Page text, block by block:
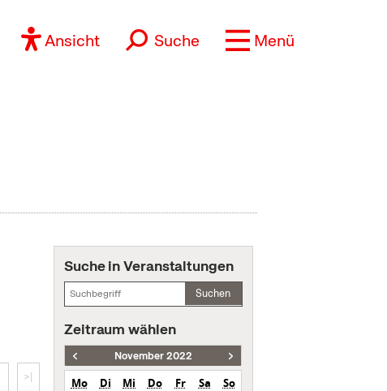
Ansicht Suche Menü
>|
Suche in Veranstaltungen
Suchen
Zeitraum wählen
November 2022
Mo Di Mi Do Fr Sa
So